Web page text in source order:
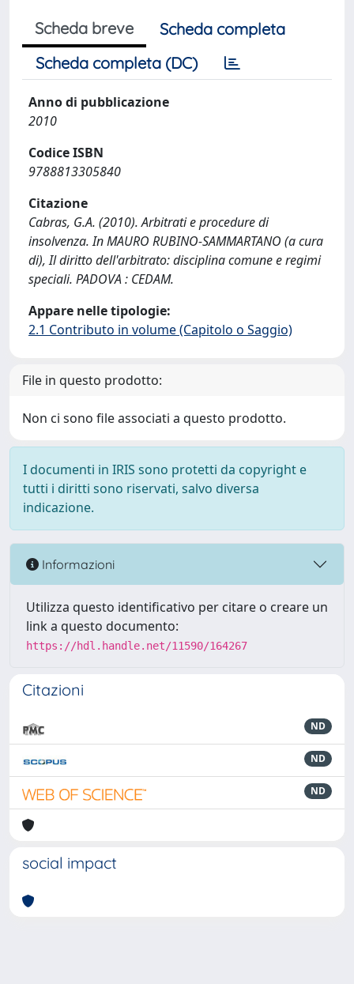
Scheda breve
Scheda completa
Scheda completa (DC)
Anno di pubblicazione
2010
Codice ISBN
9788813305840
Citazione
Cabras, G.A. (2010). Arbitrati e procedure di
insolvenza. In MAURO RUBINO-SAMMARTANO (a cura
di), Il diritto dell'arbitrato: disciplina comune e regimi
speciali. PADOVA : CEDAM.
Appare nelle tipologie:
2.1 Contributo in volume (Capitolo o Saggio)
File in questo prodotto:
Non ci sono file associati a questo prodotto.
I documenti in IRIS sono protetti da copyright e
tutti i diritti sono riservati, salvo diversa
indicazione.
Informazioni
Utilizza questo identificativo per citare o creare un
link a questo documento:
https://hdl.handle.net/11590/164267
Citazioni
ND
ND
ND
social impact